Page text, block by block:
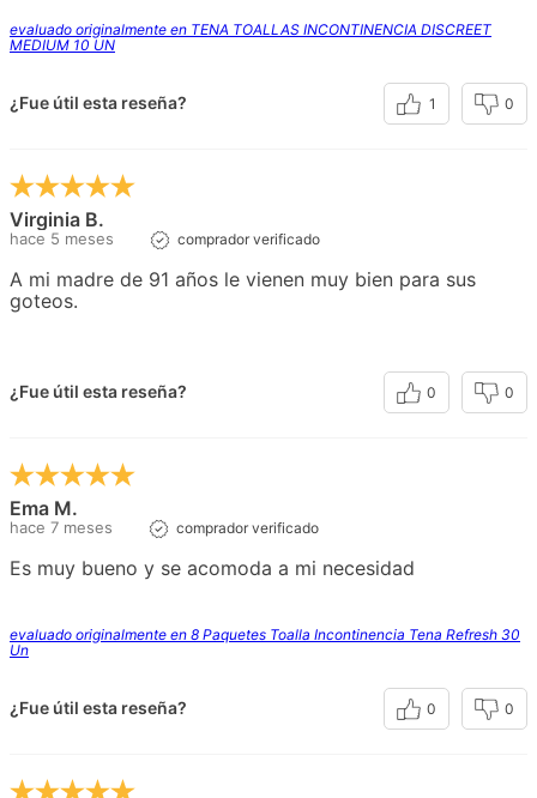
evaluado originalmente en TENA TOALLAS INCONTINENCIA DISCREET
MEDIUM 10 UN
¿Fue útil esta reseña? 1 0
Virginia B.
hace 5 meses comprador verificado
A mi madre de 91 años le vienen muy bien para sus
goteos.
¿Fue útil esta reseña? 0 0
Ema M.
hace 7 meses comprador verificado
Es muy bueno y se acomoda a mi necesidad
evaluado originalmente en 8 Paquetes Toalla Incontinencia Tena Refresh 30
Un
¿Fue útil esta reseña? 0 0